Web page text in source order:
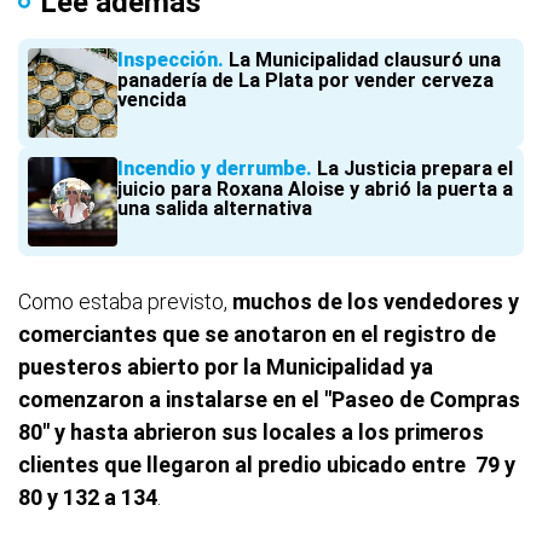
Inspección La Municipalidad clausuró una
panadería de La Plata por vender cerveza
vencida
Incendio y derrumbe La Justicia prepara el
juicio para Roxana Aloise y abrió la puerta a
una salida alternativa
Como estaba previsto, muchos de los vendedores y
comerciantes que se anotaron en el registro de
puesteros abierto por la Municipalidad ya
comenzaron a instalarse en el "Paseo de Compras
80" y hasta abrieron sus locales a los primeros
clientes que llegaron al predio ubicado entre 79 y
80 y 132 a 134